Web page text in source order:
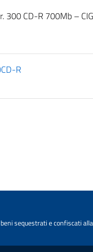
300 CD-R 700Mb –
R
sequestrati e confiscati